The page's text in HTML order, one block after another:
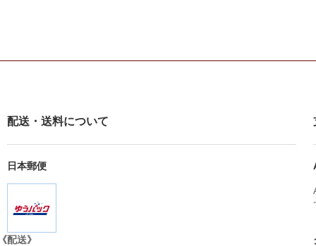
配送・送料について
日本郵便
配送》